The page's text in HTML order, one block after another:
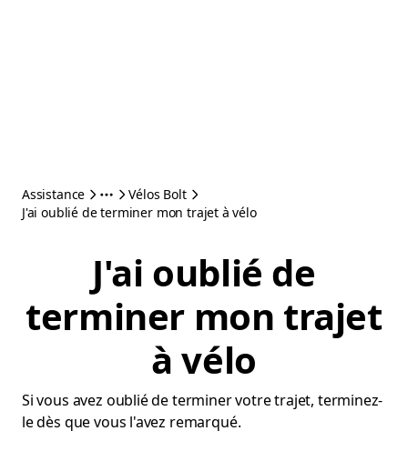
Assistance
Vélos Bolt
J'ai oublié de terminer mon trajet à vélo
J'ai oublié de
terminer mon trajet
à vélo
Si vous avez oublié de terminer votre trajet, terminez-
le dès que vous l'avez remarqué.